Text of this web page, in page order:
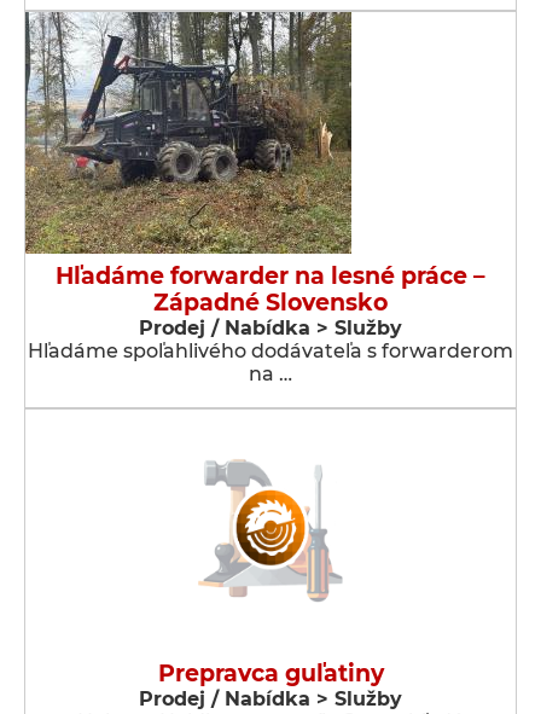
Hľadáme forwarder na lesné práce –
Západné Slovensko
Prodej / Nabídka > Služby
Hľadáme spoľahlivého dodávateľa s forwarderom
na …
Prepravca guľatiny
Prodej / Nabídka > Služby